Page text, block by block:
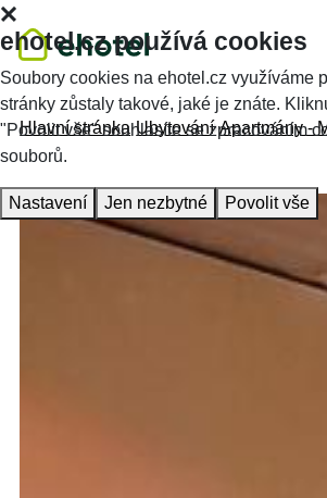
Hlavní stránka Ubytování Apartmány -
ehotel.cz používá cookies
Soubory cookies na ehotel.cz využíváme
stránky zůstaly takové, jaké je znáte.
"Povolit vše" souhlasíte se zpracováním
souborů.
Nastavení Jen nezbytné Povolit vše